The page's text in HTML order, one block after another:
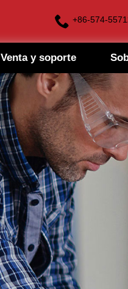
+86-574-
Venta y soporte